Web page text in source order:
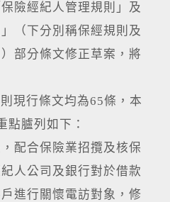
險經紀人管理規則」及
（下分別稱保經規則及
部分條文修正草案，將
行條文均為65條，本
點臚列如下：
配合保險業招攬及核保
人公司及銀行對於借款
進行關懷電訪對象，修